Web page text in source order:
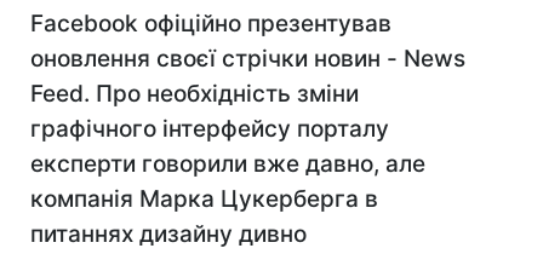
Facebook офіційно презентував
оновлення своєї стрічки новин - News
Feed. Про необхідність зміни
графічного інтерфейсу порталу
експерти говорили вже давно, але
компанія Марка Цукерберга в
питаннях дизайну дивно